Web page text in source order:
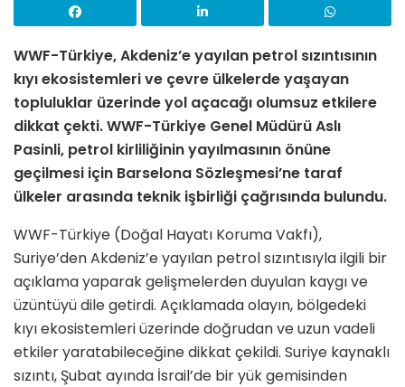
WWF-Türkiye, Akdeniz’e yayılan petrol sızıntısının
kıyı ekosistemleri ve çevre ülkelerde yaşayan
topluluklar üzerinde yol açacağı olumsuz etkilere
dikkat çekti. WWF-Türkiye Genel Müdürü Aslı
Pasinli, petrol kirliliğinin yayılmasının önüne
geçilmesi için Barselona Sözleşmesi’ne taraf
ülkeler arasında teknik işbirliği çağrısında bulundu.
WWF-Türkiye (Doğal Hayatı Koruma Vakfı),
Suriye’den Akdeniz’e yayılan petrol sızıntısıyla ilgili bir
açıklama yaparak gelişmelerden duyulan kaygı ve
üzüntüyü dile getirdi. Açıklamada olayın, bölgedeki
kıyı ekosistemleri üzerinde doğrudan ve uzun vadeli
etkiler yaratabileceğine dikkat çekildi. Suriye kaynaklı
sızıntı, Şubat ayında İsrail’de bir yük gemisinden